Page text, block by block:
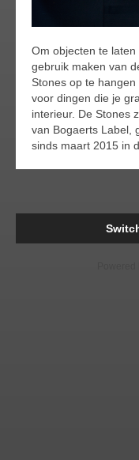
Om objecten te
gebruik maken van
Stones op te
voor dingen die je
interieur. De Stones
van Bogaerts Label,
sinds maart 2015 in